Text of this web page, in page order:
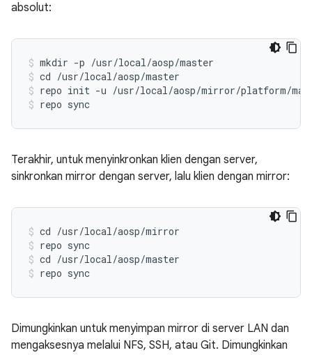
absolut:
mkdir -p /usr/local/aosp/master
cd /usr/local/aosp/master
repo init -u /usr/local/aosp/mirror/platform/
repo sync
Terakhir, untuk menyinkronkan klien dengan server,
sinkronkan mirror dengan server, lalu klien dengan mirror:
cd /usr/local/aosp/mirror
repo sync
cd /usr/local/aosp/master
repo sync
Dimungkinkan untuk menyimpan mirror di server LAN dan
mengaksesnya melalui NFS, SSH, atau Git. Dimungkinkan